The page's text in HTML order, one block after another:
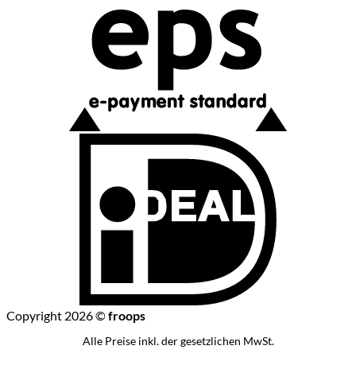
Copyright 2026 ©froops
Alle Preise inkl. der gesetzlichen MwSt.